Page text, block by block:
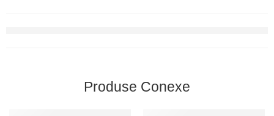
Produse Conexe